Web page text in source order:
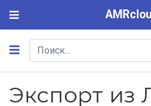
Экспорт из